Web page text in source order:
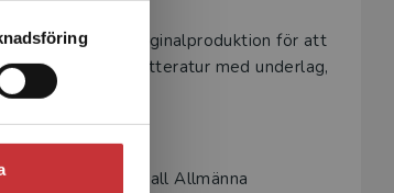
innefatta all originalproduktion för att
fall av Studentlitteratur med underlag,
I övrigt skall Allmänna